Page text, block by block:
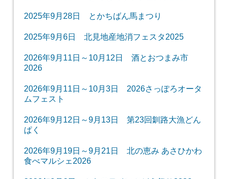
2025年9月28日 とかちばん馬まつり
2025年9月6日 北見地産地消フェスタ2025
2026年9月11日～10月12日 酒とおつまみ市
2026
2026年9月11日～10月3日 2026さっぽろオータ
ムフェスト
2026年9月12日～9月13日 第23回釧路大漁どん
ぱく
2026年9月19日～9月21日 北の恵み あさひかわ
食べマルシェ2026